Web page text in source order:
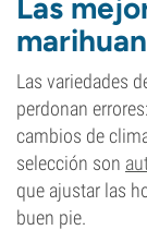
Las
Las variedades
perdonan
cambios de
selección son
que ajustar las
buen pie.